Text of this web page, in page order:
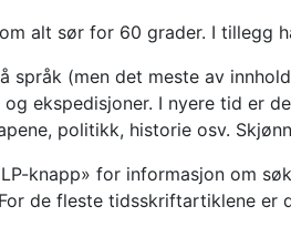
alt sør for 60 grader. I tillegg
språk (men det meste av
ekspedisjoner. I nyere tid er
politikk, historie osv.
knapp» for informasjon om
de fleste tidsskriftartiklene er